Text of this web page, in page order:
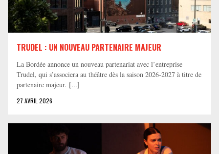
TRUDEL : UN NOUVEAU PARTENAIRE MAJEUR
La Bordée annonce un nouveau partenariat avec l’entreprise
Trudel, qui s’associera au théâtre dès la saison 2026-2027 à titre de
partenaire majeur. [...]
27 AVRIL 2026